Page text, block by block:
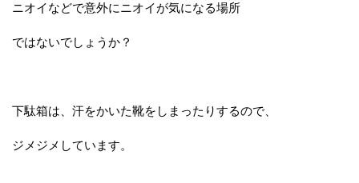
ニオイなどで意外にニオイが気になる場所
ではないでしょうか？
下駄箱は、汗をかいた靴をしまったりするので、
ジメジメしています。